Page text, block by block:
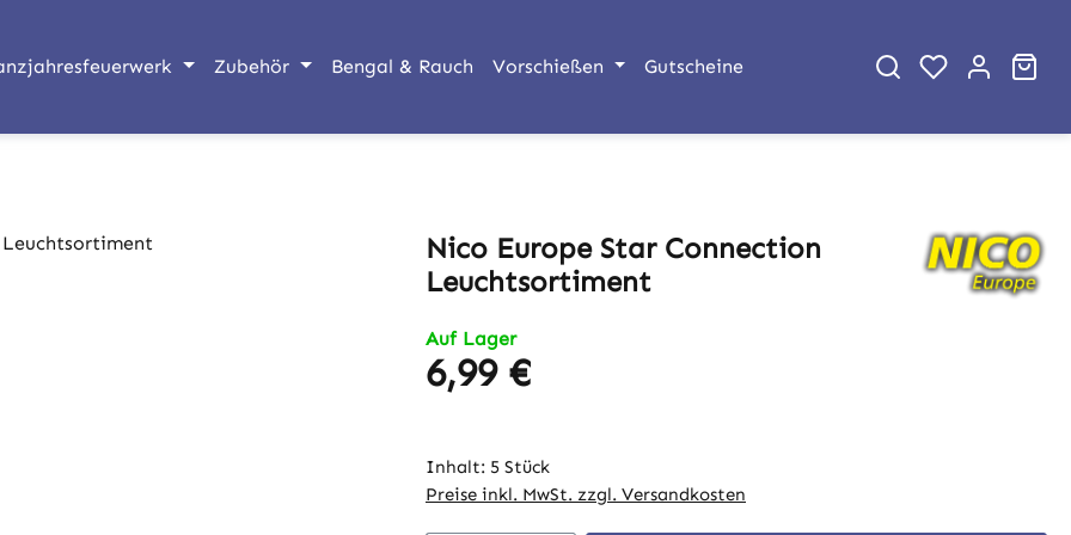
Zubehör Bengal & Rauch Vorschießen Gutscheine
Nico Europe Star Connection
Leuchtsortiment
Auf Lager
Regulärer Preis:
6,99 €
Inhalt: 5 Stück
Preise inkl. MwSt. zzgl. Versandkosten